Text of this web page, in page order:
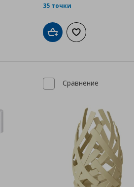
с любими
35 точки
Добави в кошницата
Добави към
Сравнение